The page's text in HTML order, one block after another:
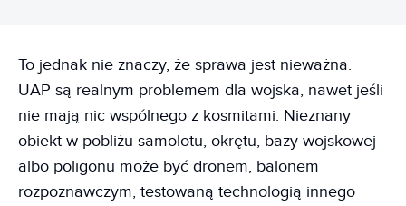
To jednak nie znaczy, że sprawa jest nieważna.
UAP są realnym problemem dla wojska, nawet jeśli
nie mają nic wspólnego z kosmitami. Nieznany
obiekt w pobliżu samolotu, okrętu, bazy wojskowej
albo poligonu może być dronem, balonem
rozpoznawczym, testowaną technologią innego